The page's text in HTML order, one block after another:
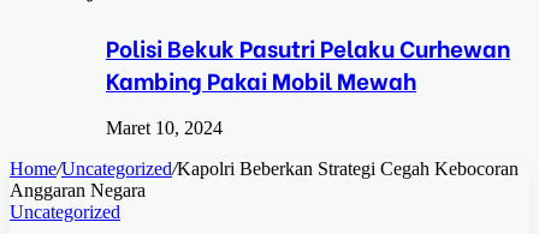
Polisi Bekuk Pasutri Pelaku Curhewan
Kambing Pakai Mobil Mewah
Maret 10, 2024
Home/Uncategorized/Kapolri Beberkan Strategi Cegah Kebocoran
Anggaran Negara
Uncategorized